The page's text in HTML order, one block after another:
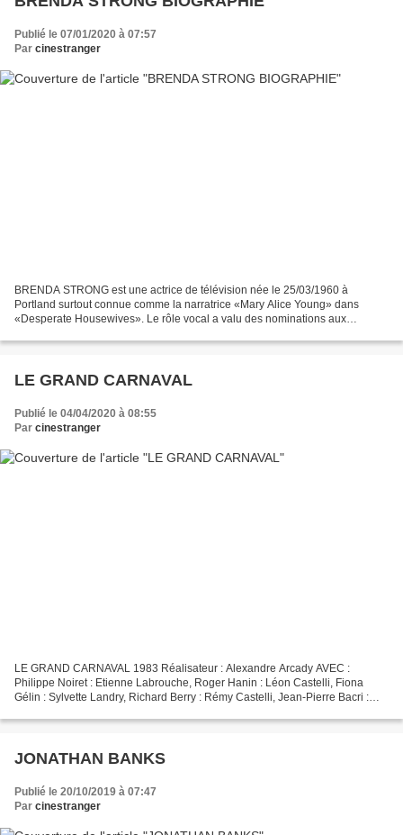
Publié le 07/01/2020 à 07:57
Par cinestranger
BRENDA STRONG est une actrice de télévision née le 25/03/1960 à
Portland surtout connue comme la narratrice «Mary Alice Young» dans
«Desperate Housewives». Le rôle vocal a valu des nominations aux
LE GRAND CARNAVAL
Publié le 04/04/2020 à 08:55
Par cinestranger
LE GRAND CARNAVAL 1983 Réalisateur : Alexandre Arcady AVEC :
Philippe Noiret : Etienne Labrouche, Roger Hanin : Léon Castelli, Fiona
Gélin : Sylvette Landry, Richard Berry : Rémy Castelli, Jean-Pierre Bacri :
JONATHAN BANKS
Publié le 20/10/2019 à 07:47
Par cinestranger